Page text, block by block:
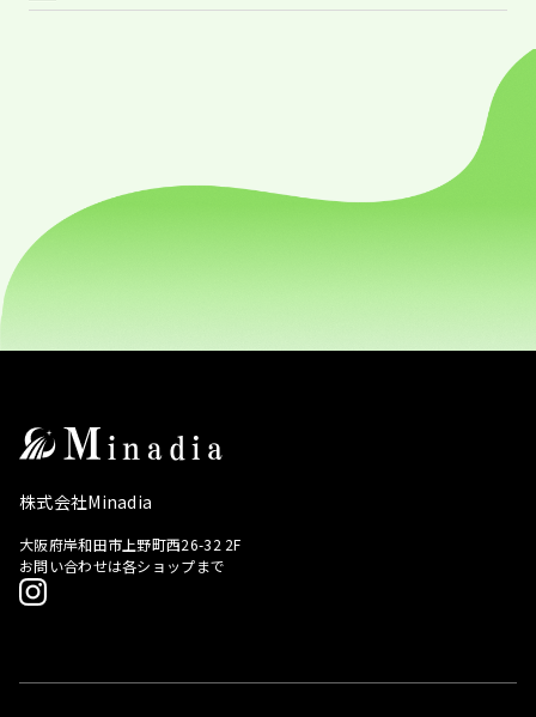
株式会社Minadia
大阪府岸和田市上野町西26-32 2F
お問い合わせは各ショップまで